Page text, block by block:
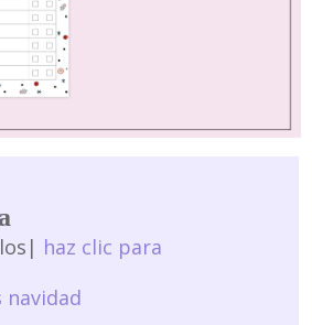
haz clic para
navidad